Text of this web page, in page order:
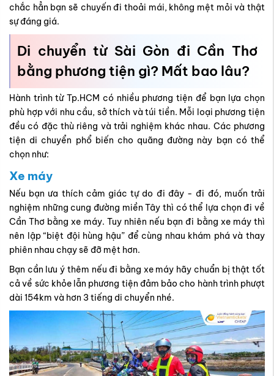
chắc hẳn bạn sẽ chuyến đi thoải mái, không mệt mỏi và thật
sự đáng giá.
Di chuyển từ Sài Gòn đi Cần Thơ
bằng phương tiện gì? Mất bao lâu?
Hành trình từ Tp.HCM có nhiều phương tiện để bạn lựa chọn
phù hợp với nhu cầu, sở thích và túi tiền. Mỗi loại phương tiện
đều có đặc thù riêng và trải nghiệm khác nhau. Các phương
tiện di chuyển phổ biến cho quãng đường này bạn có thể
chọn như:
Xe máy
Nếu bạn ưa thích cảm giác tự do đi đây - đi đó, muốn trải
nghiệm những cung đường miền Tây thì có thể lựa chọn đi về
Cần Thơ bằng xe máy. Tuy nhiên nếu bạn đi bằng xe máy thì
nên lập “biệt đội hùng hậu” để cùng nhau khám phá và thay
phiên nhau chạy sẽ đỡ mệt hơn.
Bạn cần lưu ý thêm nếu đi bằng xe máy hãy chuẩn bị thật tốt
cả về sức khỏe lẫn phương tiện đảm bảo cho hành trình phượt
dài 154km và hơn 3 tiếng di chuyển nhé.